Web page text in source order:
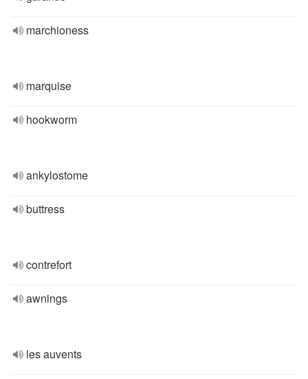
marchioness
marquise
hookworm
ankylostome
buttress
contrefort
awnings
les auvents